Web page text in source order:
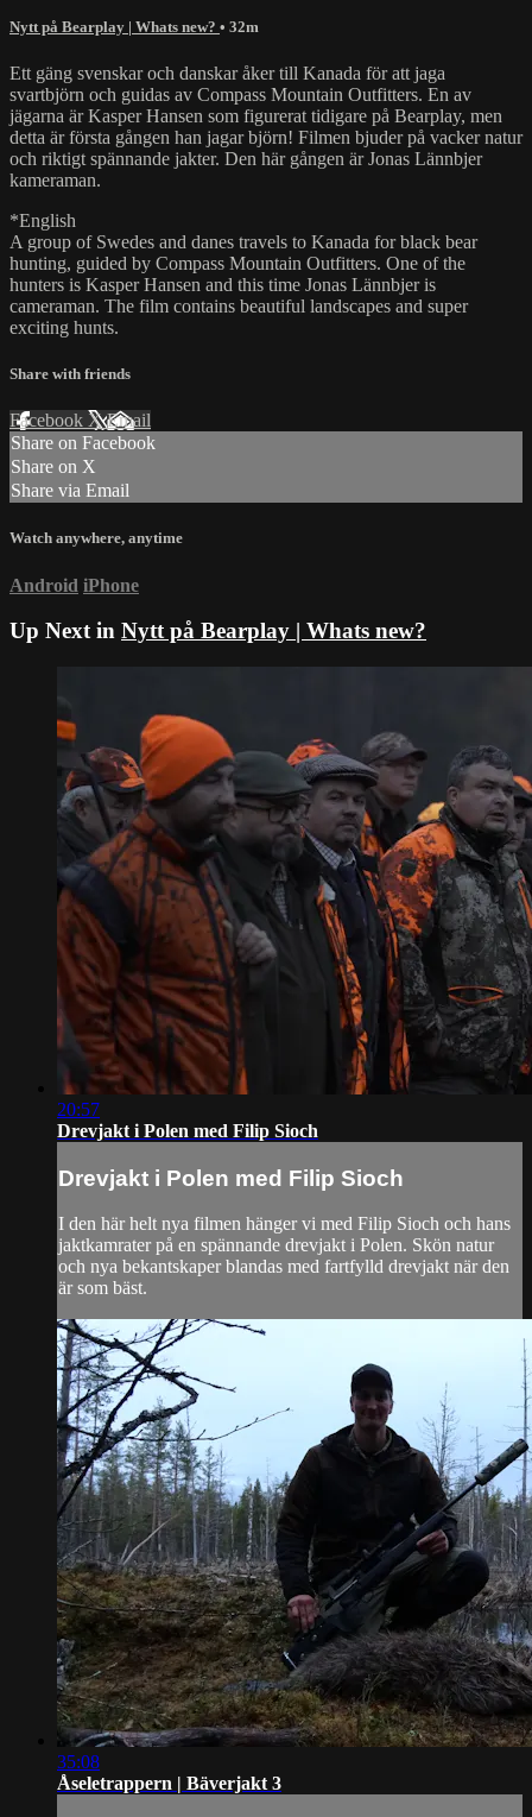
Nytt på Bearplay | Whats new? • 32m
Ett gäng svenskar och danskar åker till Kanada för att jaga
svartbjörn och guidas av Compass Mountain Outfitters. En av
jägarna är Kasper Hansen som figurerat tidigare på Bearplay, men
detta är första gången han jagar björn! Filmen bjuder på vacker natur
och riktigt spännande jakter. Den här gången är Jonas Lännbjer
kameraman.
*English
A group of Swedes and danes travels to Kanada for black bear
hunting, guided by Compass Mountain Outfitters. One of the
hunters is Kasper Hansen and this time Jonas Lännbjer is
cameraman. The film contains beautiful landscapes and super
exciting hunts.
Share with friends
Facebook XEmail
Share on Facebook
Share on X
Share via Email
Watch anywhere, anytime
Android iPhone
Up Next in Nytt på Bearplay | Whats new?
20:57
Drevjakt i Polen med Filip Sioch
Drevjakt i Polen med Filip Sioch
I den här helt nya filmen hänger vi med Filip Sioch och hans
jaktkamrater på en spännande drevjakt i Polen. Skön natur
och nya bekantskaper blandas med fartfylld drevjakt när den
är som bäst.
35:08
Åseletrappern | Bäverjakt 3